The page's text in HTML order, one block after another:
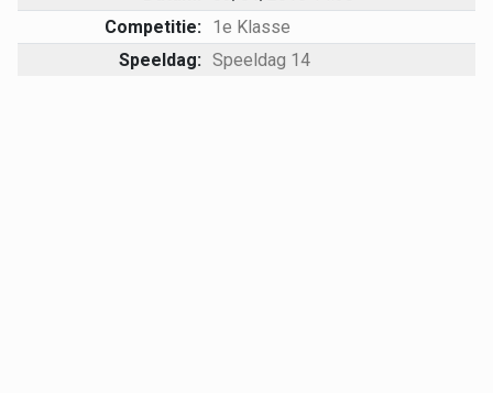
Competitie: 1e Klasse
Speeldag: Speeldag 14